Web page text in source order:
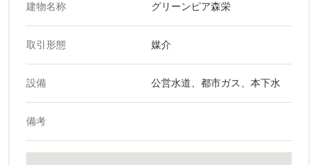
建物名称 グリーンピア森栄
取引形態 媒介
設備 公営水道、都市ガス、本下水
備考